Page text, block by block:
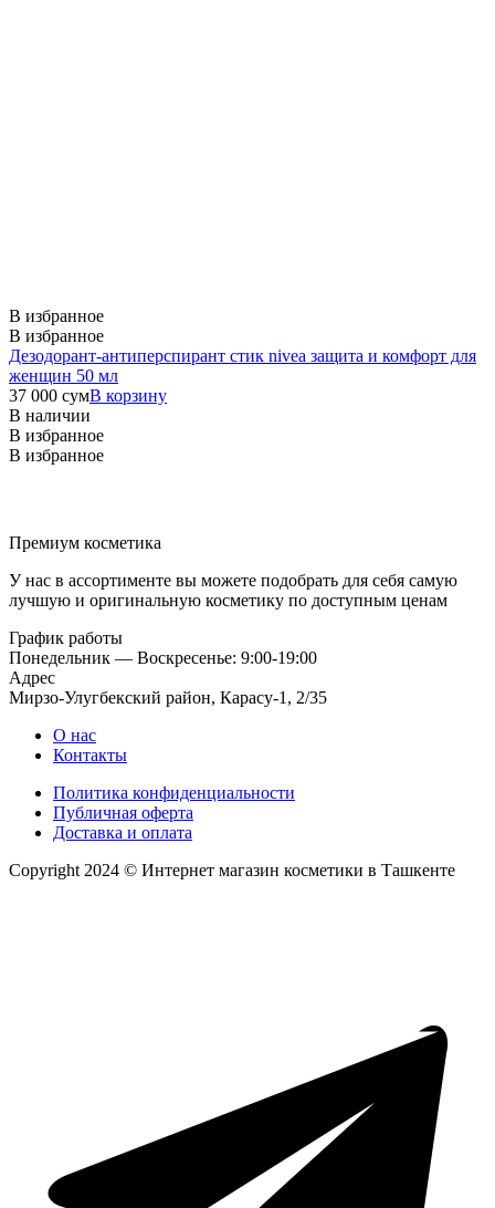
В избранное
В избранное
Дезодорант-антиперспирант стик nivea защита и комфорт для
женщин 50 мл
37 000 сумВ корзину
В наличии
В избранное
В избранное
Премиум косметика
У нас в ассортименте вы можете подобрать для себя самую
лучшую и оригинальную косметику по доступным ценам
График работы
Понедельник — Воскресенье: 9:00-19:00
Адрес
Мирзо-Улугбекский район, Карасу-1, 2/35
О нас
Контакты
Политика конфиденциальности
Публичная оферта
Доставка и оплата
Copyright 2024 © Интернет магазин косметики в Ташкенте